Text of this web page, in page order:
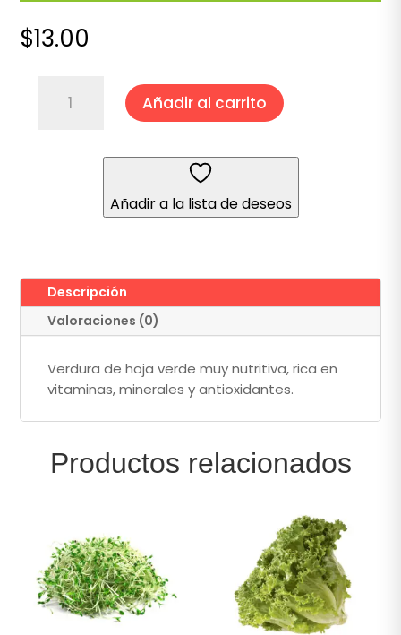
$13.00
cantidad
Añadir al carrito
Añadir a la lista de deseos
Descripción
Valoraciones (0)
Verdura de hoja verde muy nutritiva, rica en
vitaminas, minerales y antioxidantes.
Productos relacionados